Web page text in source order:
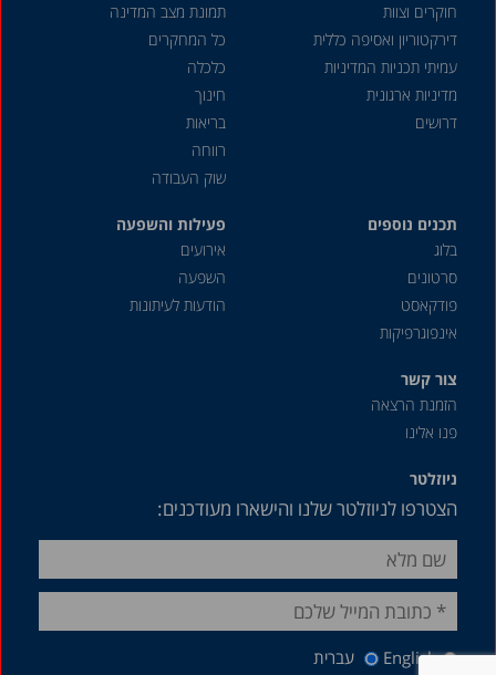
דצמבר 2015
חוקרים וצוות
דירקטוריון ואסיפה כללית
עמיתי תכניות המדיניות
מדיניות ארגונית
דרושים
תמונת מצב המדינה
כל המחקרים
כלכלה
חינוך
בריאות
רווחה
שוק העבודה
תכנים נוספים
בלוג
סרטונים
פודקאסט
אינפוגרפיקות
פעילות והשפעה
אירועים
השפעה
הודעות לעיתונות
צור קשר
הזמנת הרצאה
פנו אלינו
ניוזלטר
הצטרפו לניוזלטר שלנו והישארו מעודכנים:
English עברית